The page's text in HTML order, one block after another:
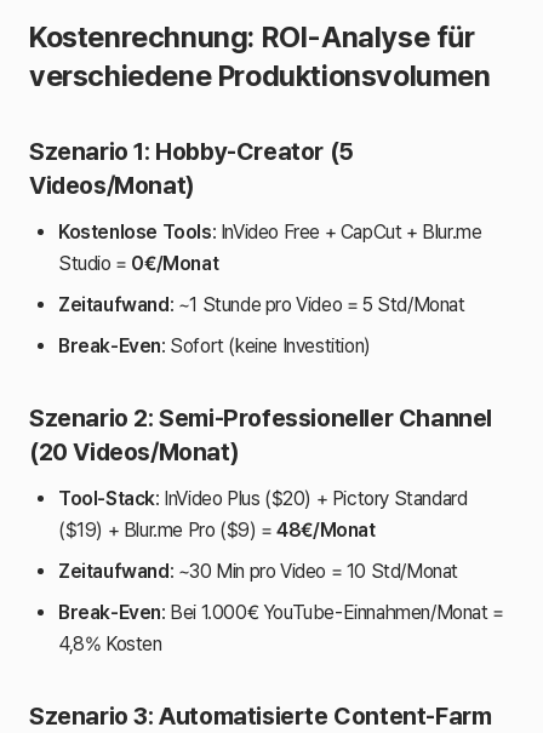
Kostenrechnung: ROI-Analyse für
verschiedene Produktionsvolumen
Szenario 1: Hobby-Creator (5
Videos/Monat)
Kostenlose Tools: InVideo Free + CapCut + Blur.me
Studio = 0€/Monat
Zeitaufwand: ~1 Stunde pro Video = 5 Std/Monat
Break-Even: Sofort (keine Investition)
Szenario 2: Semi-Professioneller Channel
(20 Videos/Monat)
Tool-Stack: InVideo Plus ($20) + Pictory Standard
($19) + Blur.me Pro ($9) =48€/Monat
Zeitaufwand: ~30 Min pro Video = 10 Std/Monat
Break-Even: Bei 1.000€ YouTube-Einnahmen/Monat =
4,8% Kosten
Szenario 3: Automatisierte Content-Farm